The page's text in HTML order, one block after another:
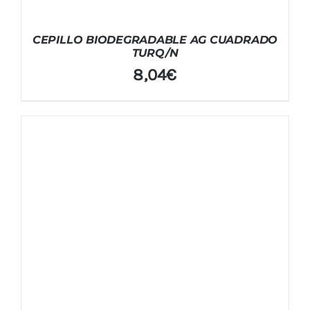
CEPILLO BIODEGRADABLE AG CUADRADO
TURQ/N
8,04€